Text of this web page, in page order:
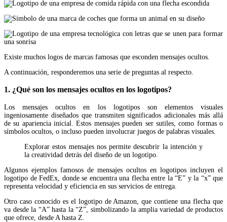
Existe muchos logos de marcas famosas que esconden mensajes ocultos.
A continuación, responderemos una serie de preguntas al respecto.
1. ¿Qué son los mensajes ocultos en los logotipos?
Los mensajes ocultos en los logotipos son elementos visuales
ingeniosamente diseñados que transmiten significados adicionales más allá
de su apariencia inicial. Estos mensajes pueden ser sutiles, como formas o
símbolos ocultos, o incluso pueden involucrar juegos de palabras visuales.
Explorar estos mensajes nos permite descubrir la intención y
la creatividad detrás del diseño de un logotipo.
Algunos ejemplos famosos de mensajes ocultos en logotipos incluyen el
logotipo de FedEx, donde se encuentra una flecha entre la “E” y la “x” que
representa velocidad y eficiencia en sus servicios de entrega.
Otro caso conocido es el logotipo de Amazon, que contiene una flecha que
va desde la “A” hasta la “Z”, simbolizando la amplia variedad de productos
que ofrece, desde A hasta Z.